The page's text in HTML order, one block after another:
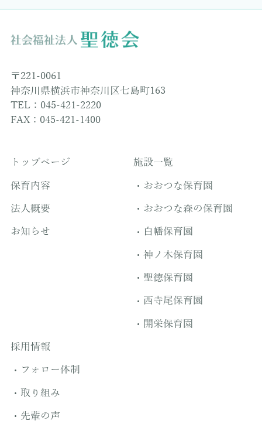
〒221-0061
神奈川県横浜市神奈川区七島町163
TEL：045-421-2220
FAX：045-421-1400
トップページ
保育内容
法人概要
お知らせ
施設一覧
おおつな保育園
おおつな森の保育園
白幡保育園
神ノ木保育園
聖徳保育園
西寺尾保育園
開栄保育園
採用情報
フォロー体制
取り組み
先輩の声